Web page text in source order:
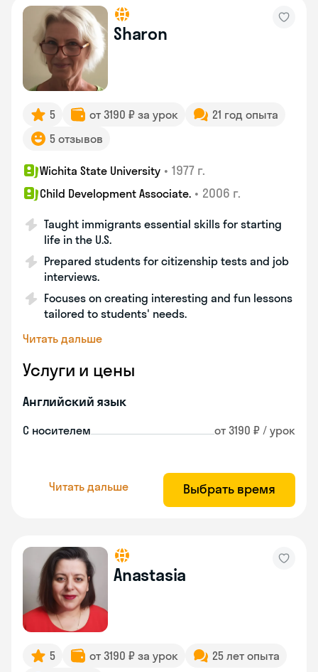
Sharon
5 от 3190 ₽ за урок
21 год опыта
5 отзывов
Wichita State University • 1977 г.
Child Development Associate. • 2006 г.
Taught immigrants essential skills for starting
life in the U.S.
Prepared students for citizenship tests and job
interviews.
Focuses on creating interesting and fun lessons
tailored to students' needs.
Читать дальше
Услуги и цены
Английский язык
С носителем от 3190 ₽ / урок
Читать дальше Выбрать время
Anastasia
5 от 3190 ₽ за урок
25 лет опыта